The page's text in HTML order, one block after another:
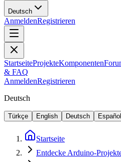
Deutsch
AnmeldenRegistrieren
StartseiteProjekteKomponenten
& FAQ
AnmeldenRegistrieren
Deutsch
Türkçe English Deutsch Español
Startseite
Entdecke Arduino-